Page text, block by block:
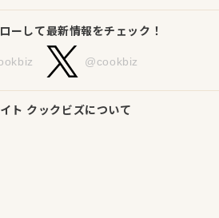
ーして最新情報をチェック！
@cookbiz
ト クックビズについて